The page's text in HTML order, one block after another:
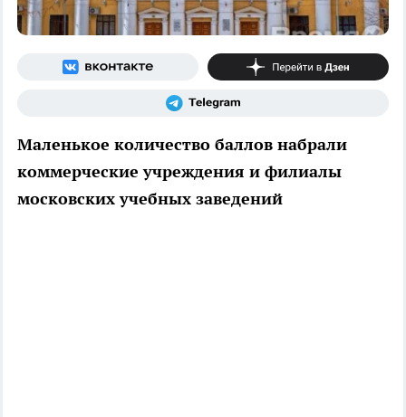
Маленькое количество баллов набрали
коммерческие учреждения и филиалы
московских учебных заведений